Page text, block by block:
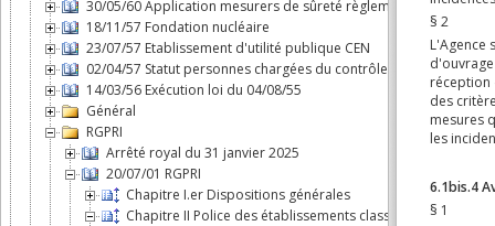
30/05/60 Application mesurers de sûreté règlement n°3 du
18/11/57 Fondation nucléaire
23/07/57 Etablissement d'utilité publique CEN
02/04/57 Statut personnes chargées du contrôle en exécution
14/03/56 Exécution loi du 04/08/55
Général
RGPRI
Arrêté royal du 31 janvier 2025
20/07/01 RGPRI
Chapitre I.er Dispositions générales
Chapitre II Police des établissements classés